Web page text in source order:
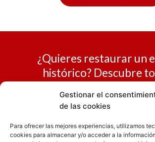
Gestionar el
de las cookies
Para ofrecer las mejores experiencias, utilizamos
cookies para almacenar y/o acceder a la
¿Quieres restaurar un
histórico? Descubre
Orbitalpuede
MAS INFORMACIÓN